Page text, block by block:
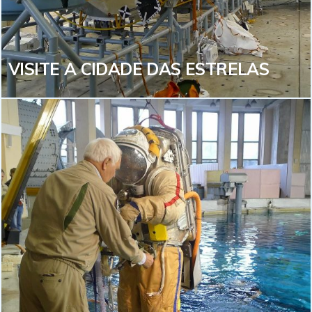
certa para você!
VEJA MAIS
VISITE A CIDADE DAS ESTRELAS
VISITE A CIDADE DAS ESTRELAS
Cidade das Estrelas é o nome turístico para o Centro
de Treinamento de Cosmonautas Yuri Gagarin
(GCTC), ou como se diz, a “NASA russa”. Conheça este